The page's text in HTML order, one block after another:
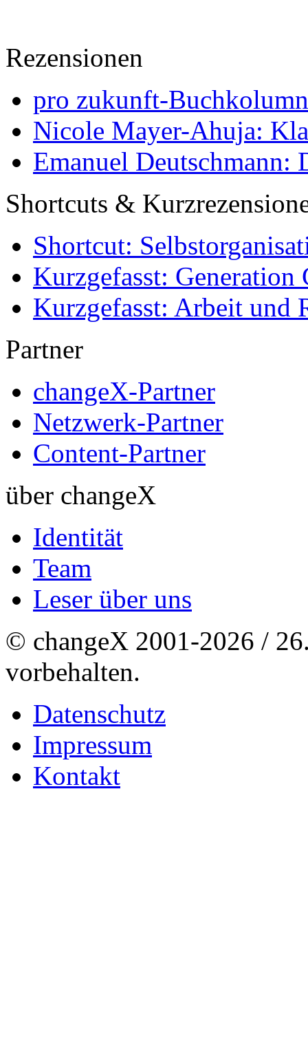
Rezensionen
pro zukunft-
Nicole Mayer-Ahuja:
Emanuel Deutschmann:
Shortcuts &
Shortcut:
Kurzgefasst: Generation
Kurzgefasst: Arbeit und
Partner
changeX-Partner
Netzwerk-Partner
Content-Partner
über changeX
Identität
Team
Leser über uns
© changeX 2001-2026 /
vorbehalten.
Datenschutz
Impressum
Kontakt